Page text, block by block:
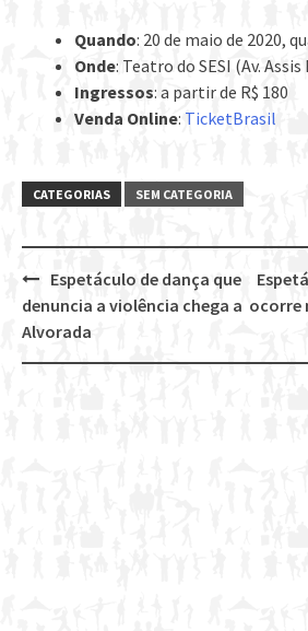
Quando: 20 de maio de 2020,
Onde: Teatro do SESI (Av.
Ingressos: a partir de R$ 180
Venda Online: TicketBrasil
CATEGORIAS SEM CATEGORIA
Post
navigation
ocorre
Espetáculo de dança que
denuncia a violência chega a
Alvorada